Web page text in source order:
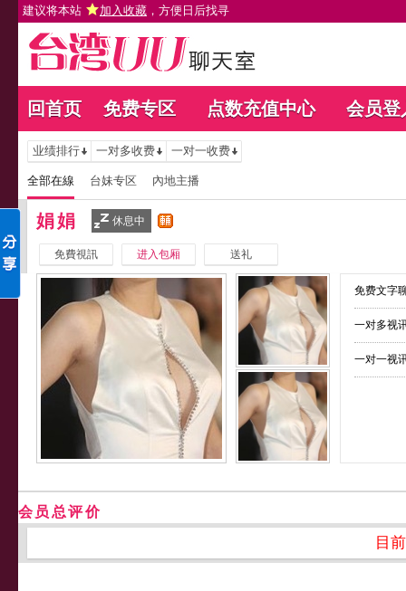
建议将本站 加入收藏 ，方便日后找寻
回首页 免费专区 点数充值中心 会员登
业绩排行 一对多收费 一对一收费
全部在線 台妹专区 內地主播
娟娟 休息中
免費視訊 进入包厢 送礼
免费文字
一对多视
一对一视
会员总评价
目